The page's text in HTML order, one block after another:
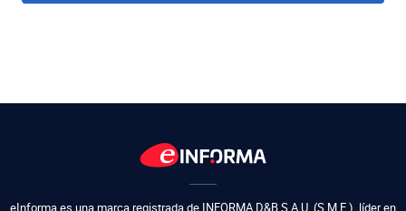
eInforma es una marca registrada de INFORMA D&B S.A.U. (S.M.E.) líder en